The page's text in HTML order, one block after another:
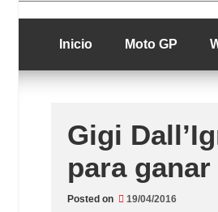
to
contentLucio
luciolopezgp
Inicio Moto GP
Gigi
para ganar
Posted on 19/04/2016